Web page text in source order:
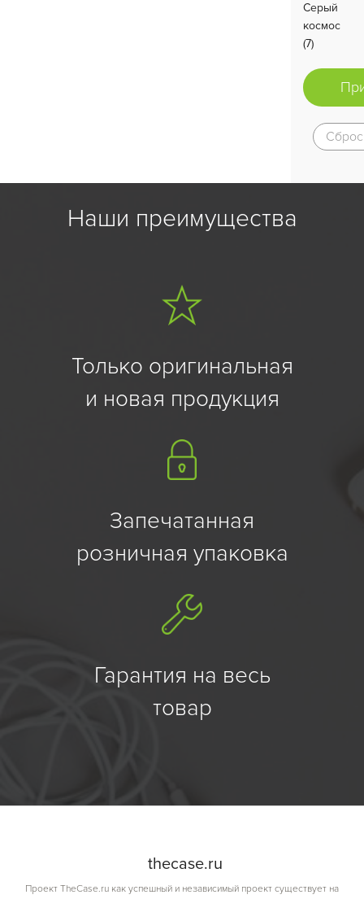
Серый
космос
(7)
Наши преимущества
Только оригинальная
и новая продукция
Запечатанная
розничная упаковка
Гарантия на весь
товар
thecase.ru
Проект TheCase.ru как успешный и независимый проект существует на